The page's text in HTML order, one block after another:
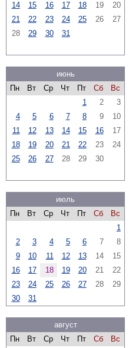
14
15 16 17 18 19
20
21
22 23 24 25 26
27
28
29 30 31
июнь
Пн
Вт Ср Чт Пт Сб
Вс
1
2
3
4
5 6 7 8 9
10
11
12 13 14 15 16
17
18
19 20 21 22 23
24
25
26 27 28 29 30
июль
Пн
Вт Ср Чт Пт Сб
Вс
1
2
3 4 5 6 7
8
9
10 11 12 13 14
15
16
17 18 19 20 21
22
23
24 25 26 27 28
29
30
31
август
Пн
Вт Ср Чт Пт Сб
Вс